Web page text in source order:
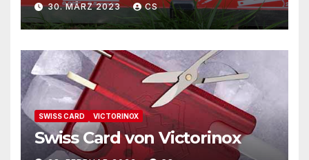
30. MÄRZ 2023 CS
SWISS CARD VICTORINOX
Swiss Card von Victorinox